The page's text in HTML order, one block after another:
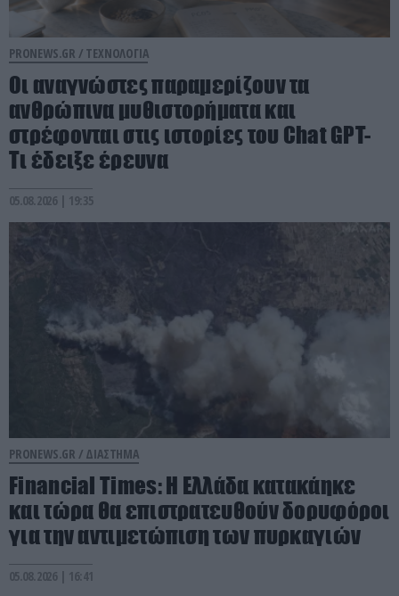
PRONEWS.GR / ΤΕΧΝΟΛΟΓΙΑ
Οι αναγνώστες παραμερίζουν τα
ανθρώπινα μυθιστορήματα και
στρέφονται στις ιστορίες του Chat GPT-
Τι έδειξε έρευνα
05.08.2026 | 19:35
PRONEWS.GR / ΔΙΑΣΤΗΜΑ
Financial Times: Η Ελλάδα κατακάηκε
και τώρα θα επιστρατευθούν δορυφόροι
για την αντιμετώπιση των πυρκαγιών
05.08.2026 | 16:41